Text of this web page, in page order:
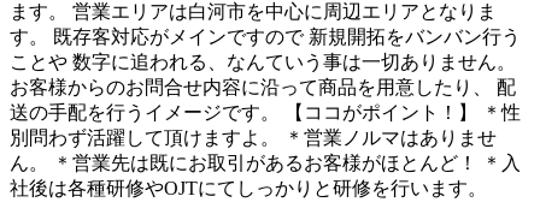
ます。 営業エリアは白河市を中心に周辺エリアとなりま
す。 既存客対応がメインですので 新規開拓をバンバン行う
ことや 数字に追われる、なんていう事は一切ありません。
お客様からのお問合せ内容に沿って商品を用意したり、 配
送の手配を行うイメージです。 【ココがポイント！】 ＊性
別問わず活躍して頂けますよ。 ＊営業ノルマはありませ
ん。 ＊営業先は既にお取引があるお客様がほとんど！ ＊入
社後は各種研修やOJTにてしっかりと研修を行います。